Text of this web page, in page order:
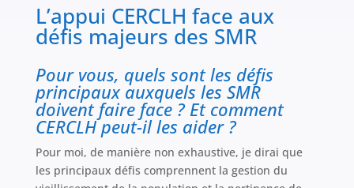
L’appui CERCLH face aux
défis majeurs des SMR
Pour vous, quels sont les défis
principaux auxquels les SMR
doivent faire face ? Et comment
CERCLH peut-il les aider ?
Pour moi, de manière non exhaustive, je dirai que
les principaux défis comprennent la gestion du